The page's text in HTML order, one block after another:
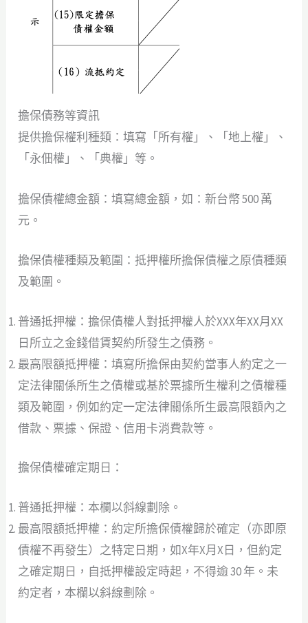
擔保債務等資訊
提供擔保權利種類：填寫「所有權」、「地上權」、
「永佃權」、「典權」等。
擔保債權總金額：填寫總金額，如：新台幣 500 萬
元。
擔保債權種類及範圍：抵押權所擔保債權之原債種類
及範圍。
普通抵押權：擔保債權人對抵押權人於XXX年XX月XX
日所立之金錢借賃契約所發生之債務。
最高限額抵押權：填寫所擔保由契約當事人約定之一
定法律關係所生之債權或基於票據所生權利之債權種
類及範圍，例如約定一定法律關係所生最高限額內之
借款、票據、保證、信用卡消費款等。
擔保債權確定期日：
普通抵押權：本欄以斜線劃除。
最高限額抵押權：約定所擔保債權歸於確定（亦即原
債權不再發生）之特定日期，如X年X月X日，但約定
之確定期日，自抵押權設定時起，不得逾 30 年。未
約定者，本欄以斜線劃除。